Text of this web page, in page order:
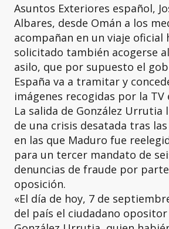
Asuntos Exteriores español,
Albares, desde Omán a los
acompañan en un viaje oficial
solicitado también acogerse
asilo, que por supuesto el
España va a tramitar y
imágenes recogidas por la TV
La salida de González Urrutia
de una crisis desatada tras
en las que Maduro fue
para un tercer mandato de
denuncias de fraude por
oposición.
«El día de hoy, 7 de
del país el ciudadano